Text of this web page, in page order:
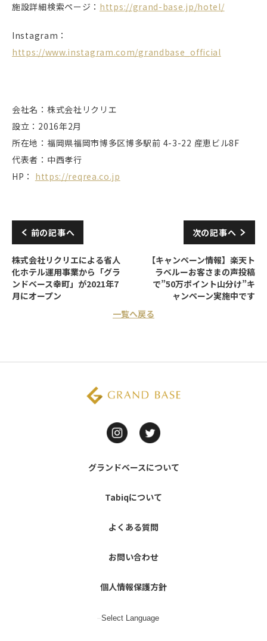
施設詳細検索ページ： https://grand-base.jp/hotel/
Instagram：
https://www.instagram.com/grandbase_official
会社名：株式会社リクリエ
設立：2016年2月
所在地：福岡県福岡市博多区博多駅前 4-3-22 産恵ビル8F
代表者：中西孝行
HP： https://reqrea.co.jp
前の記事へ
株式会社リクリエによる省人
化ホテル運用事業から「グラ
ンドベース幸町」が2021年7
月にオープン
一覧へ戻る
次の記事へ
【キャンペーン情報】楽天ト
ラベルーお客さまの声投稿
で”50万ポイント山分け”キ
ャンペーン実施中です
グランドベースについて
Tabiqについて
よくある質問
お問い合わせ
個人情報保護方針